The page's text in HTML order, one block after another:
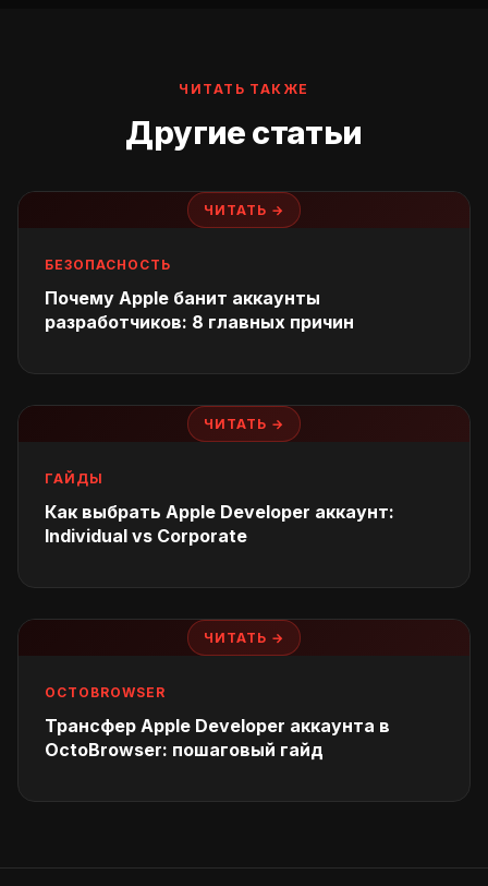
ЧИТАТЬ ТАКЖЕ
Другие статьи
ЧИТАТЬ →
БЕЗОПАСНОСТЬ
Почему Apple банит аккаунты
разработчиков: 8 главных причин
ЧИТАТЬ →
ГАЙДЫ
Как выбрать Apple Developer аккаунт:
Individual vs Corporate
ЧИТАТЬ →
OCTOBROWSER
Трансфер Apple Developer аккаунта в
OctoBrowser: пошаговый гайд